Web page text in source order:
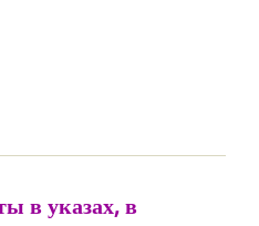
в указах, в